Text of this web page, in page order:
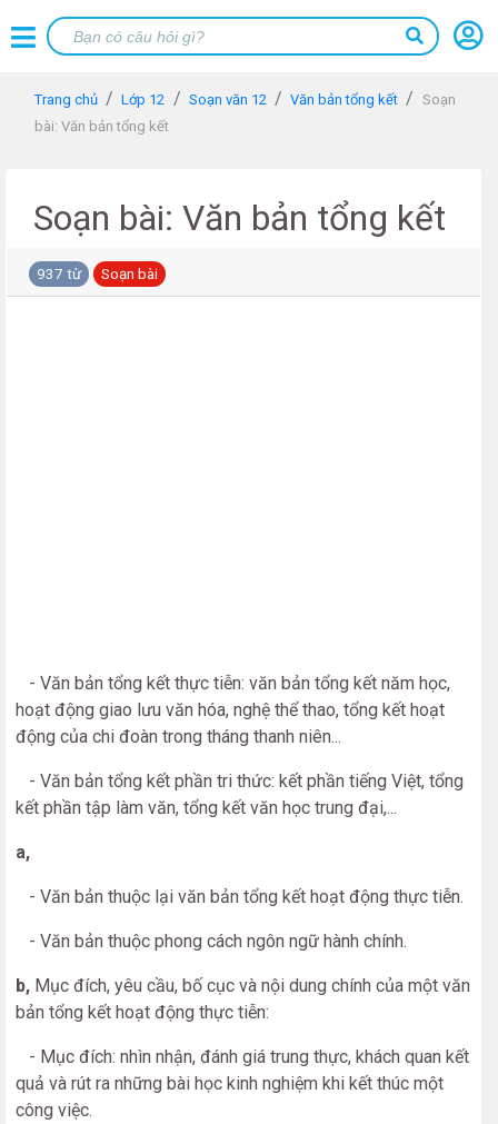
Trang chủ Lớp 12 Soạn văn 12 Văn bản tổng kết
Soạn
bài: Văn bản tổng kết
Soạn bài: Văn bản tổng kết
937 từ Soạn bài
- Văn bản tổng kết thực tiễn: văn bản tổng kết năm học,
hoạt động giao lưu văn hóa, nghệ thể thao, tổng kết hoạt
động của chi đoàn trong tháng thanh niên...
- Văn bản tổng kết phần tri thức: kết phần tiếng Việt, tổng
kết phần tập làm văn, tổng kết văn học trung đại,...
a,
- Văn bản thuộc lại văn bản tổng kết hoạt động thực tiễn.
- Văn bản thuộc phong cách ngôn ngữ hành chính.
b, Mục đích, yêu cầu, bố cục và nội dung chính của một văn
bản tổng kết hoạt động thực tiễn:
- Mục đích: nhìn nhận, đánh giá trung thực, khách quan kết
quả và rút ra những bài học kinh nghiệm khi kết thúc một
công việc.